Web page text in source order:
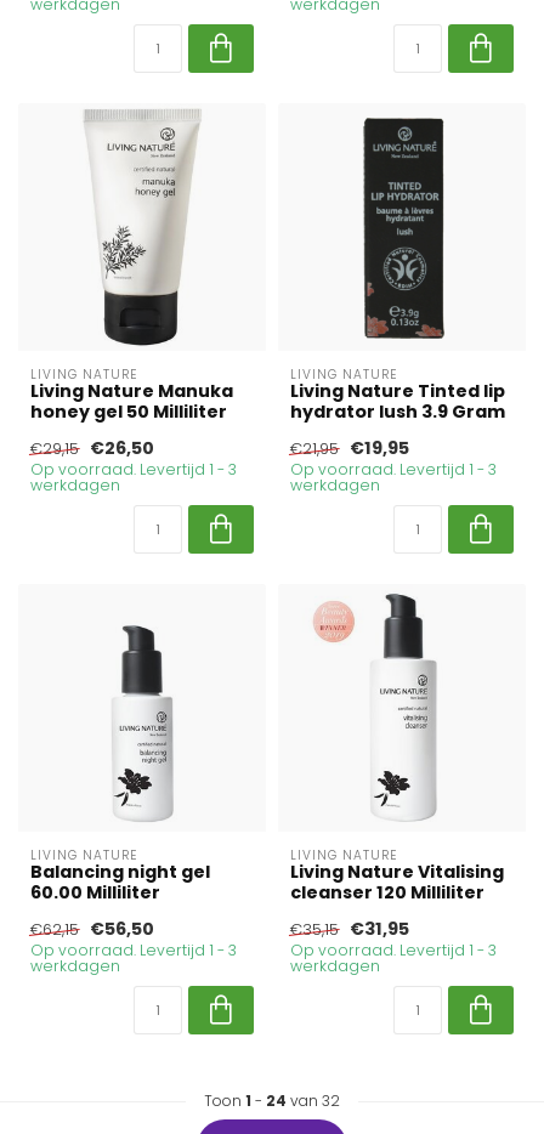
werkdagen werkdagen
LIVING NATURE
Living Nature Manuka
honey gel 50 Milliliter
€29,15 €26,50
Op voorraad. Levertijd 1 - 3
werkdagen
LIVING NATURE
Living Nature Tinted lip
hydrator lush 3.9 Gram
€21,95 €19,95
Op voorraad. Levertijd 1 - 3
werkdagen
LIVING NATURE
Balancing night gel
60.00 Milliliter
€62,15 €56,50
Op voorraad. Levertijd 1 - 3
werkdagen
LIVING NATURE
Living Nature Vitalising
cleanser 120 Milliliter
€35,15 €31,95
Op voorraad. Levertijd 1 - 3
werkdagen
Toon 1 - 24 van 32